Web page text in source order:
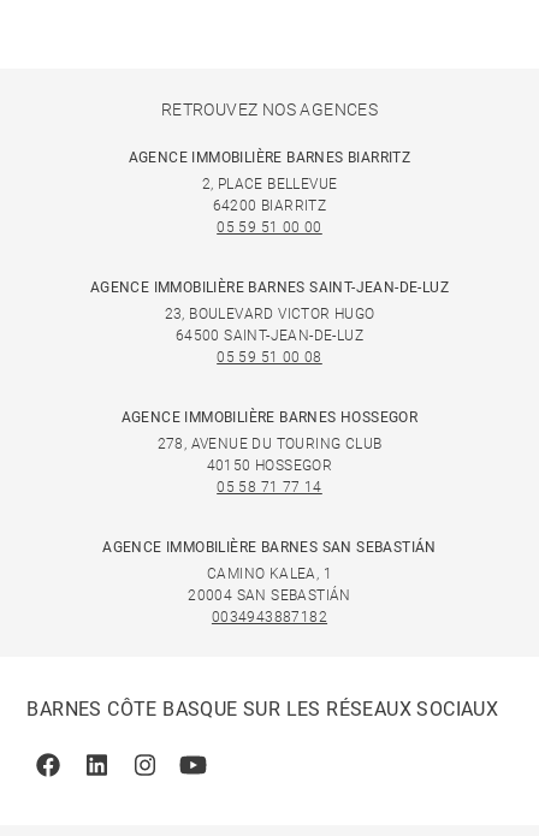
RETROUVEZ NOS AGENCES
AGENCE IMMOBILIÈRE BARNES BIARRITZ
2, PLACE BELLEVUE
64200 BIARRITZ
05 59 51 00 00
AGENCE IMMOBILIÈRE BARNES SAINT-JEAN-DE-LUZ
23, BOULEVARD VICTOR HUGO
64500 SAINT-JEAN-DE-LUZ
05 59 51 00 08
AGENCE IMMOBILIÈRE BARNES HOSSEGOR
278, AVENUE DU TOURING CLUB
40150 HOSSEGOR
05 58 71 77 14
AGENCE IMMOBILIÈRE BARNES SAN SEBASTIÁN
CAMINO KALEA, 1
20004 SAN SEBASTIÁN
0034943887182
BARNES CÔTE BASQUE SUR LES RÉSEAUX SOCIAUX
FacebookLinkedinInstagramYoutube